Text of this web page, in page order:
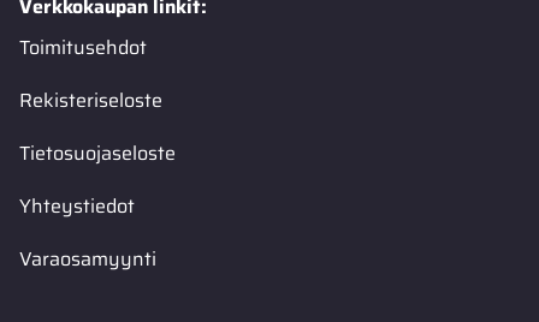
Verkkokaupan linkit:
Toimitusehdot
Rekisteriseloste
Tietosuojaseloste
Yhteystiedot
Varaosamyynti